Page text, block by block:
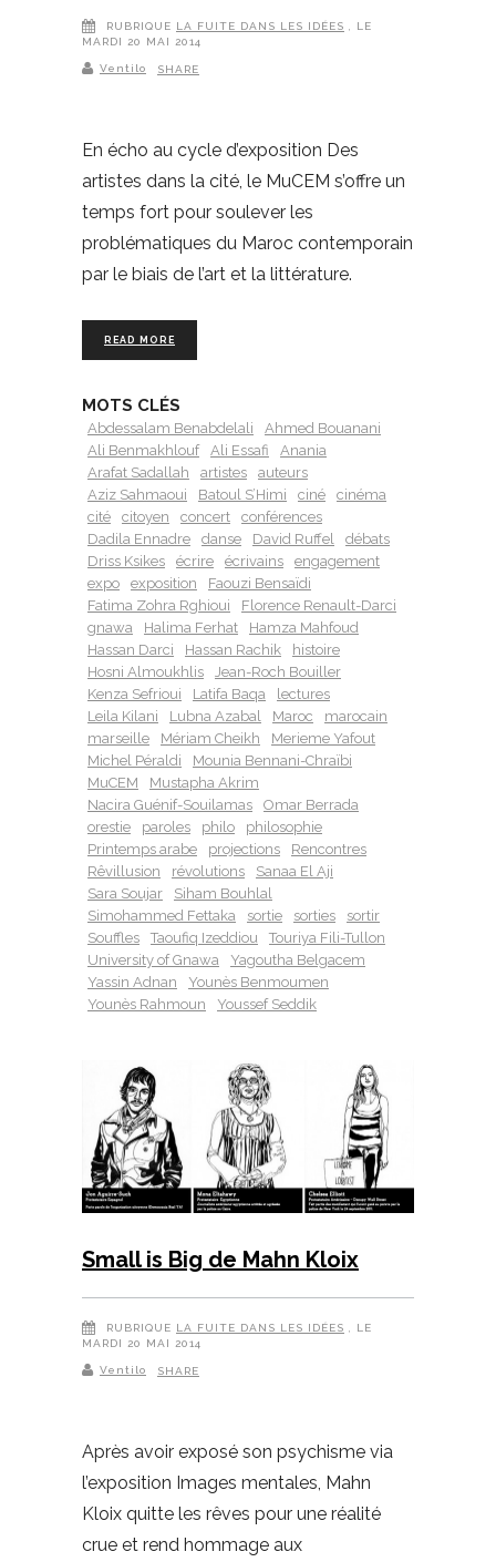
RUBRIQUE LA FUITE DANS LES IDÉES , LE
MARDI 20 MAI 2014
Ventilo SHARE
En écho au cycle d’exposition Des
artistes dans la cité, le MuCEM s’offre un
temps fort pour soulever les
problématiques du Maroc contemporain
par le biais de l’art et la littérature.
READ MORE
MOTS CLÉS
Abdessalam Benabdelali
Ahmed Bouanani
Ali Benmakhlouf
Ali Essafi
Anania
Arafat Sadallah
artistes
auteurs
Aziz Sahmaoui
Batoul S’Himi ciné
cinéma
cité
citoyen concert
conférences
Dadila Ennadre
danse David Ruffel
débats
Driss Ksikes
écrire écrivains
engagement
expo
exposition
Faouzi Bensaïdi
Fatima Zohra Rghioui
Florence Renault-Darci
gnawa
Halima Ferhat
Hamza Mahfoud
Hassan Darci
Hassan Rachik
histoire
Hosni Almoukhlis
Jean-Roch Bouiller
Kenza Sefrioui
Latifa Baqa
lectures
Leila Kilani
Lubna Azabal Maroc
marocain
marseille
Mériam Cheikh
Merieme Yafout
Michel Péraldi
Mounia Bennani-Chraïbi
MuCEM
Mustapha Akrim
Nacira Guénif-Souilamas
Omar Berrada
orestie
paroles philo
philosophie
Printemps arabe
projections
Rencontres
Rêvillusion
révolutions
Sanaa El Aji
Sara Soujar
Siham Bouhlal
Simohammed Fettaka
sortie sorties
sortir
Souffles
Taoufiq Izeddiou
Touriya Fili-Tullon
University of Gnawa
Yagoutha Belgacem
Yassin Adnan
Younès Benmoumen
Younès Rahmoun
Youssef Seddik
Small is Big de Mahn Kloix
RUBRIQUE LA FUITE DANS LES IDÉES
, LE
MARDI 20 MAI 2014
Ventilo SHARE
Après avoir exposé son psychisme via
l’exposition Images mentales, Mahn
Kloix quitte les rêves pour une réalité
crue et rend hommage aux